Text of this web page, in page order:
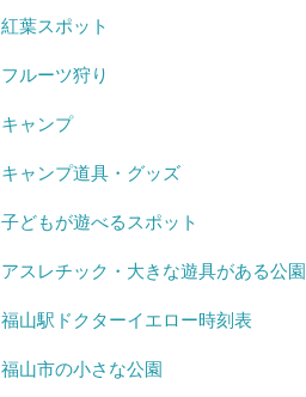
紅葉スポット
フルーツ狩り
キャンプ
キャンプ道具・グッズ
子どもが遊べるスポット
アスレチック・大きな遊具がある公園
福山駅ドクターイエロー時刻表
福山市の小さな公園